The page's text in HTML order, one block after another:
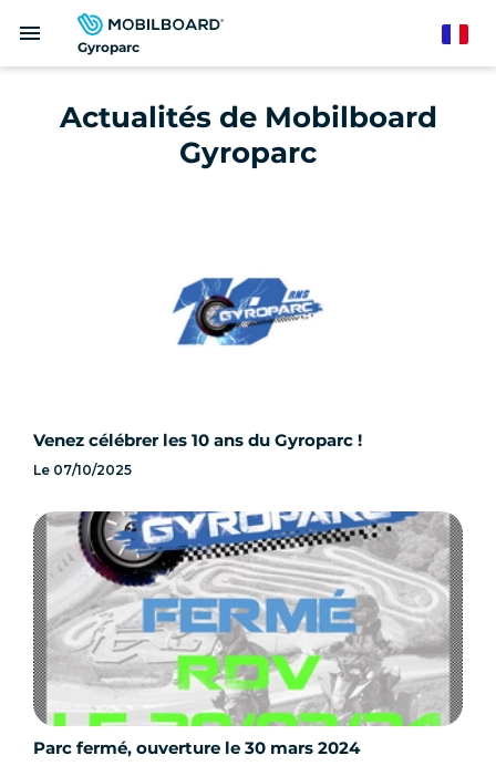
Gyroparc
menu
Actualités de Mobilboard
Gyroparc
Venez célébrer les 10 ans du Gyroparc !
Le 07/10/2025
Parc fermé, ouverture le 30 mars 2024